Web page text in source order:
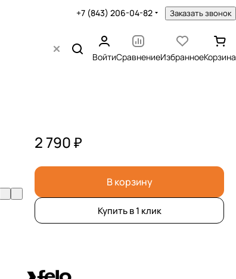
+7 (843) 206-04-82 Заказать звонок
ВойтиСравнениеИзбранноеКорзина
2 790 ₽
В корзину
Купить в 1 клик